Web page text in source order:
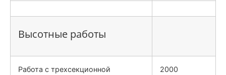
Высотные работы
Работа с трехсекционной
2000